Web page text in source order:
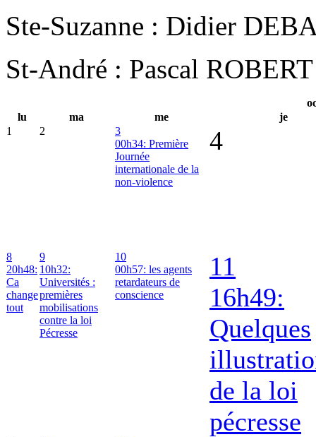
Ste-Suzanne : Didier
St-André : Pascal
lu
ma me
je
1
2
3
00h34: Première
Journée
internationale de la
non-violence
4
8
20h48:
Ca
change
tout
9
10h32:
Universités :
premières
mobilisations
contre la loi
Pécresse
10
00h57: les agents
retardateurs de
conscience
11
16h49:
Quelques
de la loi
pécresse